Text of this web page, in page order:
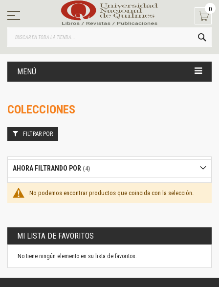
contenido
0
MENÚ
COLECCIONES
No podemos encontrar productos que coincida con la selección.
FILTRAR POR
AHORA FILTRANDO POR
MI LISTA DE FAVORITOS
No tiene ningún elemento en su lista de favoritos.